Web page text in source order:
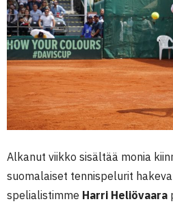
Alkanut viikko sisältää monia
suomalaiset tennispelurit
spelialistimme Harri Heliövaara